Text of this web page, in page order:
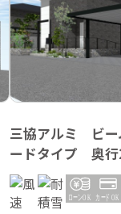
三協アルミ ビ
ードタイプ 奥